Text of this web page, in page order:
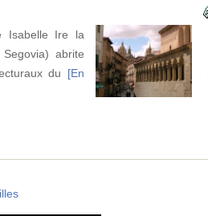
Isabelle Ire la
abrite
du [En